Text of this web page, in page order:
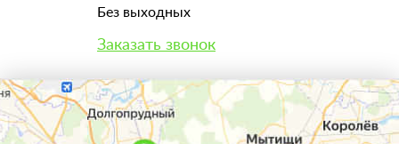
Без выходных
Заказать звонок